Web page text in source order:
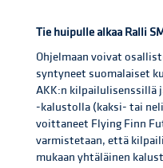
Tie huipulle alkaa Ralli
Ohjelmaan voivat
syntyneet suomalaiset
AKK:n kilpailulisenssillä
-kalustolla (kaksi- tai
voittaneet Flying Finn
varmistetaan, että
mukaan yhtäläinen